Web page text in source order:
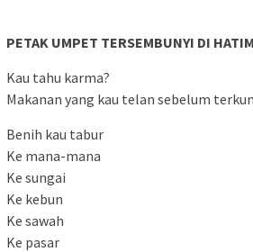
PETAK UMPET TERSEMBUNYI DI
Kau tahu karma?
Makanan yang kau telan sebelum
Benih kau tabur
Ke mana-mana
Ke sungai
Ke kebun
Ke sawah
Ke pasar